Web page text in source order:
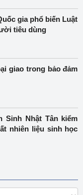
gia phổ biến Luật
tiêu dùng
giao trong bảo đảm
Sinh Nhật Tân kiểm
nhiên liệu sinh học